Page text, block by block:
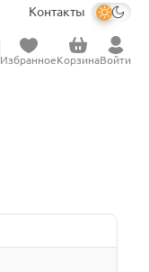
Контакты
ИзбранноеКорзинаВойти